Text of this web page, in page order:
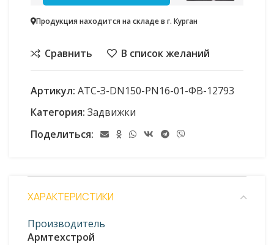
Продукция находится на складе в г. Курган
Сравнить В список желаний
Артикул: АТС-З-DN150-PN16-01-ФВ-12793
Категория: Задвижки
Поделиться:
ХАРАКТЕРИСТИКИ
Производитель
Армтехстрой